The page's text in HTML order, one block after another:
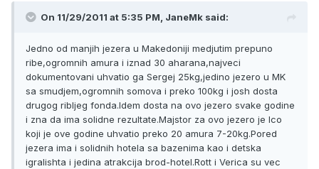
On 11/29/2011 at 5:35 PM, JaneMk said:
Jedno od manjih jezera u Makedoniji medjutim prepuno
ribe,ogromnih amura i iznad 30 aharana,najveci
dokumentovani uhvatio ga Sergej 25kg,jedino jezero u MK
sa smudjem,ogromnih somova i preko 100kg i josh dosta
drugog ribljeg fonda.Idem dosta na ovo jezero svake godine
i zna da ima solidne rezultate.Majstor za ovo jezero je Ico
koji je ove godine uhvatio preko 20 amura 7-20kg.Pored
jezera ima i solidnih hotela sa bazenima kao i detska
igralishta i jedina atrakcija brod-hotel.Rott i Verica su vec